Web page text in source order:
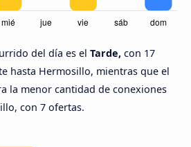
del día es el Tarde, con 17
hasta Hermosillo, mientras que el
la menor cantidad de conexiones
con 7 ofertas.